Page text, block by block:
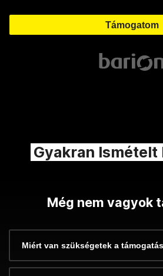
Gyakran Ismételt
Még nem vagyok
Miért van szükségetek a